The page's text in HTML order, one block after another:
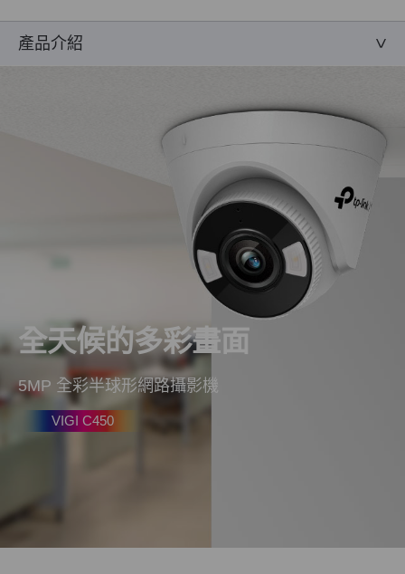
產品介紹
全天候的多彩畫面
5MP 全彩半球形網路攝影機
VIGI C450